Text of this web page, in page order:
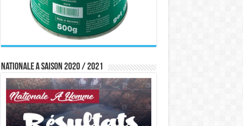
Nationale A saison 2020 / 2021